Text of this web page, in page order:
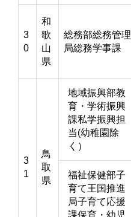
3
0
和
歌
山
県
総務部総務管理
局総務学事課
3
1
鳥
取
県
地域振興部教
育・学術振興
課私学振興担
当(幼稚園除
く）
福祉保健部子
育て王国推進
局子育て応援
課保育・幼児